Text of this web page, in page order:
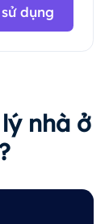
dụng
nhà ở